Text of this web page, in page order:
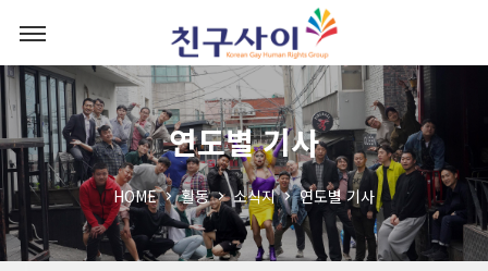
연도별 기사
HOME 활동 소식지 연도별 기사